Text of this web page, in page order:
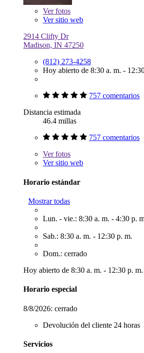
Verfotos
Ver sitio web
2914 Clifty Dr
Madison, IN 47250
(812) 273-4258
Hoy abierto de 8:30 a. m. -
757 comentarios
Distancia estimada
46.4 millas
757 comentarios
Verfotos
Ver sitio web
Horario estándar
Mostrar todas
Lun. - vie.: 8:30 a. m. - 4:30 p.
Sab.: 8:30 a. m. - 12:30 p. m.
Dom.: cerrado
Hoy abierto de 8:30 a. m. - 12:30 p. m.
Horario especial
8/8/2026: cerrado
Devolución del cliente 24 horas
Servicios